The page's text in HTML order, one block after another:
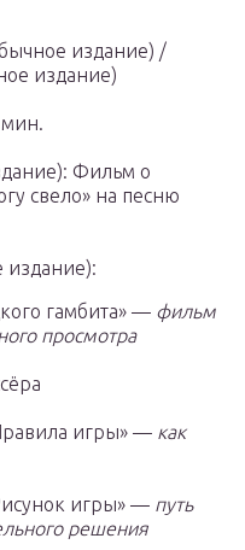
издание) /
издание)
мин.
Фильм о
свело» на песню
издание):
гамбита» — фильм
просмотра
игры» — как
игры» — путь
решения